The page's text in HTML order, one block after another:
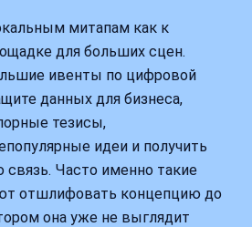
митапам как к
для больших сцен.
ивенты по цифровой
данных для бизнеса,
тезисы,
идеи и получить
Часто именно такие
отшлифовать концепцию до
она уже не выглядит